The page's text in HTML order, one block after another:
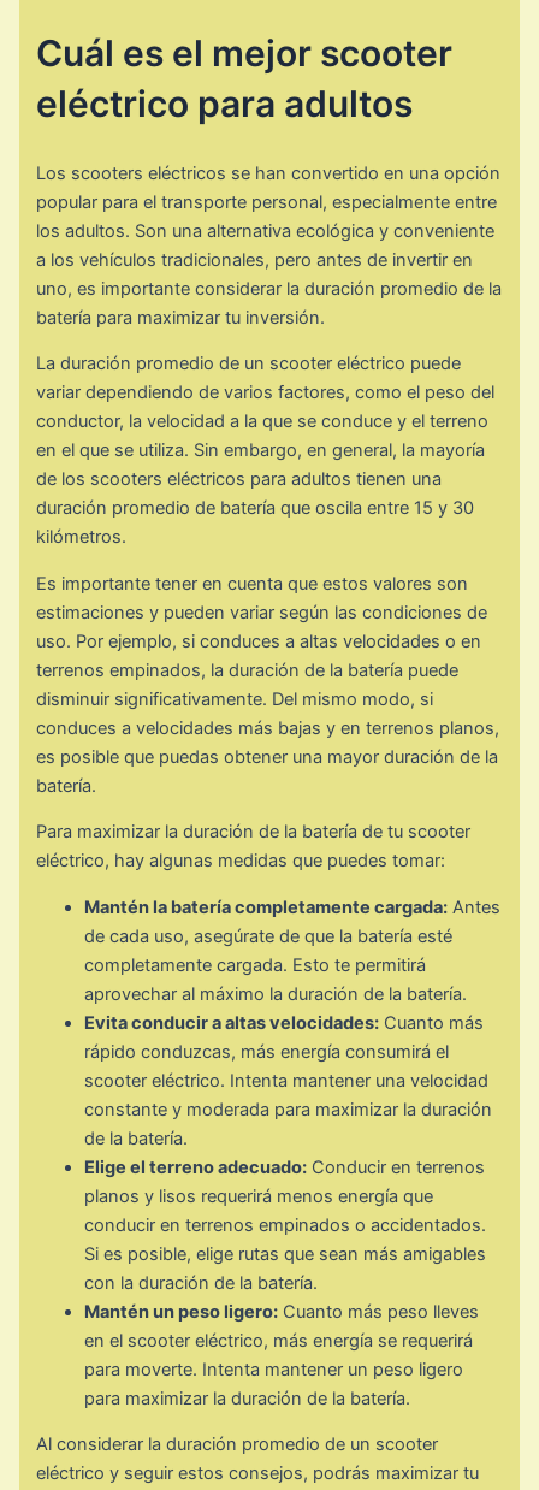
Cuál es el mejor scooter
eléctrico para adultos
Los scooters eléctricos se han convertido en una opción
popular para el transporte personal, especialmente entre
los adultos. Son una alternativa ecológica y conveniente
a los vehículos tradicionales, pero antes de invertir en
uno, es importante considerar la duración promedio de la
batería para maximizar tu inversión.
La duración promedio de un scooter eléctrico puede
variar dependiendo de varios factores, como el peso del
conductor, la velocidad a la que se conduce y el terreno
en el que se utiliza. Sin embargo, en general, la mayoría
de los scooters eléctricos para adultos tienen una
duración promedio de batería que oscila entre 15 y 30
kilómetros.
Es importante tener en cuenta que estos valores son
estimaciones y pueden variar según las condiciones de
uso. Por ejemplo, si conduces a altas velocidades o en
terrenos empinados, la duración de la batería puede
disminuir significativamente. Del mismo modo, si
conduces a velocidades más bajas y en terrenos planos,
es posible que puedas obtener una mayor duración de la
batería.
Para maximizar la duración de la batería de tu scooter
eléctrico, hay algunas medidas que puedes tomar:
Mantén la batería completamente cargada: Antes
de cada uso, asegúrate de que la batería esté
completamente cargada. Esto te permitirá
aprovechar al máximo la duración de la batería.
Evita conducir a altas velocidades: Cuanto más
rápido conduzcas, más energía consumirá el
scooter eléctrico. Intenta mantener una velocidad
constante y moderada para maximizar la duración
de la batería.
Elige el terreno adecuado: Conducir en terrenos
planos y lisos requerirá menos energía que
conducir en terrenos empinados o accidentados.
Si es posible, elige rutas que sean más amigables
con la duración de la batería.
Mantén un peso ligero: Cuanto más peso lleves
en el scooter eléctrico, más energía se requerirá
para moverte. Intenta mantener un peso ligero
para maximizar la duración de la batería.
Al considerar la duración promedio de un scooter
eléctrico y seguir estos consejos, podrás maximizar tu